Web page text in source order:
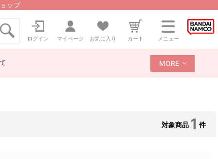
ップ
ログイン マイページ お気に入り カート メニュー
MORE
対象商品 1 件